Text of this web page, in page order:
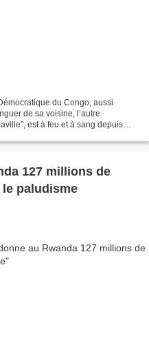
du Congo, aussi
de sa voisine, l’autre
est à feu et à sang depuis
127 millions de
paludisme